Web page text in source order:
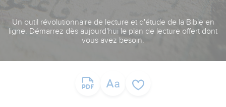
Un outil révolutionnaire de lecture et d'étude de la Bible en
ligne. Démarrez dès aujourd'hui le plan de lecture offert dont
vous avez besoin.